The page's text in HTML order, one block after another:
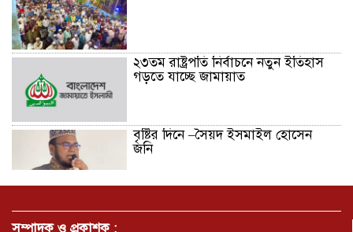
২৩তম রাষ্ট্রপতি নির্বাচনে নতুন ইতিহাস
গড়তে যাচ্ছে জামায়াত
বৃষ্টির দিনে –সৈয়দ ইসমাইল হোসেন
জনি
জুলাই সনদ বাস্তবায়নের দাবিতে
সম্পাদক ও প্রকাশক :